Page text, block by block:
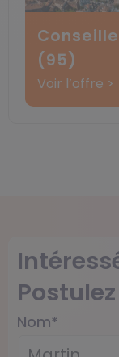
(95)
Voir l’offre >
Nom*